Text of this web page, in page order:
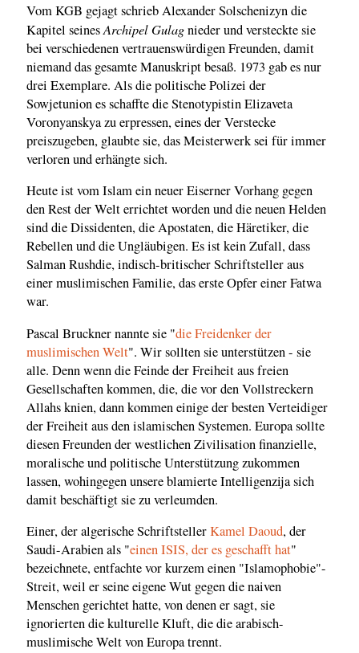
Vom KGB gejagt schrieb Alexander Solschenizyn die
Kapitel seinesArchipel Gulagnieder und versteckte sie
bei verschiedenen vertrauenswürdigen Freunden, damit
niemand das gesamte Manuskript besaß. 1973 gab es nur
drei Exemplare. Als die politische Polizei der
Sowjetunion es schaffte die Stenotypistin Elizaveta
Voronyanskya zu erpressen, eines der Verstecke
preiszugeben, glaubte sie, das Meisterwerk sei für immer
verloren und erhängte sich.
Heute ist vom Islam ein neuer Eiserner Vorhang gegen
den Rest der Welt errichtet worden und die neuen Helden
sind die Dissidenten, die Apostaten, die Häretiker, die
Rebellen und die Ungläubigen. Es ist kein Zufall, dass
Salman Rushdie, indisch-britischer Schriftsteller aus
einer muslimischen Familie, das erste Opfer einer Fatwa
war.
Pascal Bruckner nannte sie "die Freidenker der
muslimischen Welt". Wir sollten sie unterstützen - sie
alle. Denn wenn die Feinde der Freiheit aus freien
Gesellschaften kommen, die, die vor den Vollstreckern
Allahs knien, dann kommen einige der besten Verteidiger
der Freiheit aus den islamischen Systemen. Europa sollte
diesen Freunden der westlichen Zivilisation finanzielle,
moralische und politische Unterstützung zukommen
lassen, wohingegen unsere blamierte Intelligenzija sich
damit beschäftigt sie zu verleumden.
Einer, der algerische SchriftstellerKamel Daoud, der
Saudi-Arabien als "einen ISIS, der es geschafft hat"
bezeichnete, entfachte vor kurzem einen "Islamophobie"-
Streit, weil er seine eigene Wut gegen die naiven
Menschen gerichtet hatte, von denen er sagt, sie
ignorierten die kulturelle Kluft, die die arabisch-
muslimische Welt von Europa trennt.